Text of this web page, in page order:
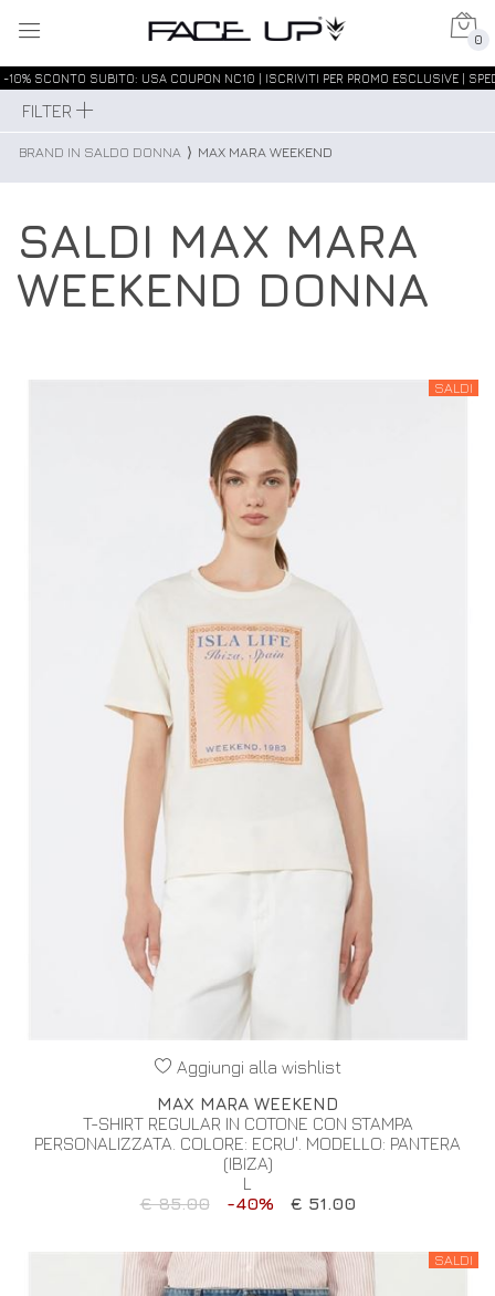
0
-10% SCONTO SUBITO: USA COUPON NC10 | ISCRIVITI PER PROMO ESCLUSIVE |
FILTER
BRAND IN SALDO DONNA ⟩ MAX MARA WEEKEND
SALDI MAX MARA
WEEKEND DONNA
SALDI
Aggiungi alla wishlist
MAX MARA WEEKEND
T-SHIRT REGULAR IN COTONE CON STAMPA
PERSONALIZZATA. COLORE: ECRU'. MODELLO: PANTERA
(IBIZA)
L
€ 85.00
-40% € 51.00
SALDI